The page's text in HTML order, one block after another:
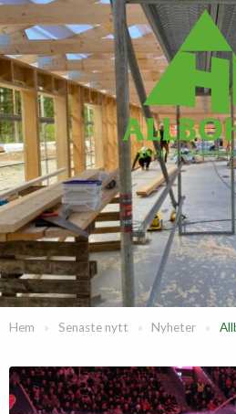
Hem » Senaste nytt » Nyheter »